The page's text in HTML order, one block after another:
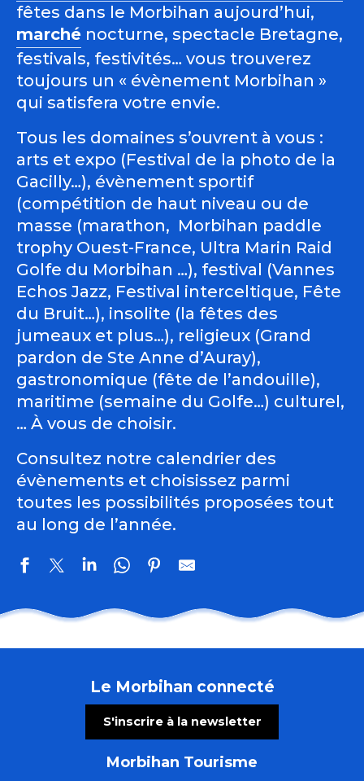
fêtes dans le Morbihan aujourd’hui,
marché nocturne, spectacle Bretagne,
festivals, festivités… vous trouverez
toujours un « évènement Morbihan »
qui satisfera votre envie.
Tous les domaines s’ouvrent à vous :
arts et expo (Festival de la photo de la
Gacilly…), évènement sportif
(compétition de haut niveau ou de
masse (marathon, Morbihan paddle
trophy Ouest-France, Ultra Marin Raid
Golfe du Morbihan …), festival (Vannes
Echos Jazz, Festival interceltique, Fête
du Bruit…), insolite (la fêtes des
jumeaux et plus…), religieux (Grand
pardon de Ste Anne d’Auray),
gastronomique (fête de l’andouille),
maritime (semaine du Golfe…) culturel,
… À vous de choisir.
Consultez notre calendrier des
évènements et choisissez parmi
toutes les possibilités proposées tout
au long de l’année.
Les Incontournables : du retable aux lumières de
Concert de la chorale de Pontivy
Les nocturnes des créatrices
Atelier de peinture à l'aquarelle - Quai d'Orange
Le Morbihan connecté
S'inscrire à la newsletter
Morbihan Tourisme